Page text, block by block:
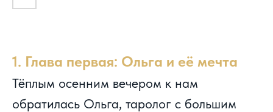
1. Глава первая: Ольга и её мечта
Тёплым осенним вечером к нам
обратилась Ольга, таролог с большим